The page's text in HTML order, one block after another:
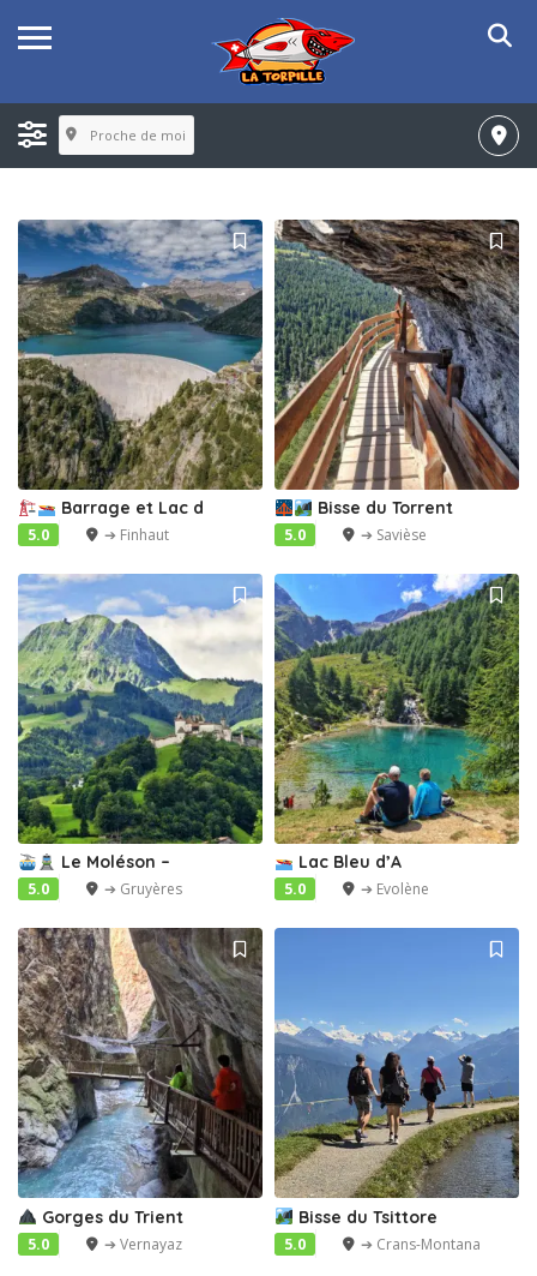
Proche de moi
Barrage et Lac d
5.0 ➔ Finhaut
Bisse du Torrent
5.0 ➔ Savièse
Le Moléson –
5.0 ➔ Gruyères
Lac Bleu d’A
5.0 ➔ Evolène
Gorges du Trient
5.0 ➔ Vernayaz
Bisse du Tsittore
5.0 ➔ Crans-Montana